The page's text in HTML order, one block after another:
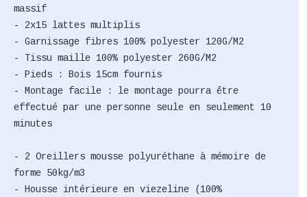
massif
- 2x15 lattes multiplis
- Garnissage fibres 100% polyester 120G/M2
- Tissu maille 100% polyester 260G/M2
- Pieds : Bois 15cm fournis
- Montage facile : le montage pourra être
effectué par une personne seule en seulement 10
minutes
- 2 Oreillers mousse polyuréthane à mémoire de
forme 50kg/m3
- Housse intérieure en viezeline (100%